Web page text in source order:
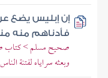
إن إبليس يضع
فأدناهم منه
صحيح مسلم > كتاب
وبعثه سراياه لفتنة